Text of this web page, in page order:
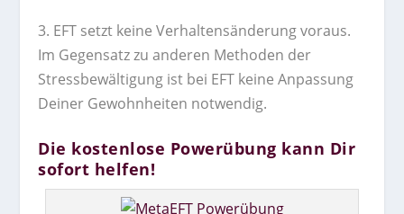
3. EFT setzt keine Verhaltensänderung voraus.
Im Gegensatz zu anderen Methoden der
Stressbewältigung ist bei EFT keine Anpassung
Deiner Gewohnheiten notwendig.
Die kostenlose Powerübung kann Dir
sofort helfen!